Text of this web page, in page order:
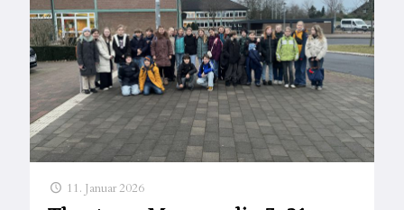
11. Januar 2026